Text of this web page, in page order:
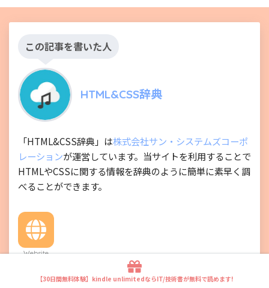
この記事を書いた人
HTML&CSS辞典
「HTML&CSS辞典」は株式会社サン・システムズコーポ
レーションが運営しています。当サイトを利用することで
HTMLやCSSに関する情報を辞典のように簡単に素早く調
べることができます。
Website
【30日間無料体験】kindle unlimitedならIT/技術書が無料で読めます!